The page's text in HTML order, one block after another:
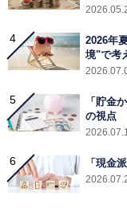
2026年
境"で考
「貯金
の視点
「現金